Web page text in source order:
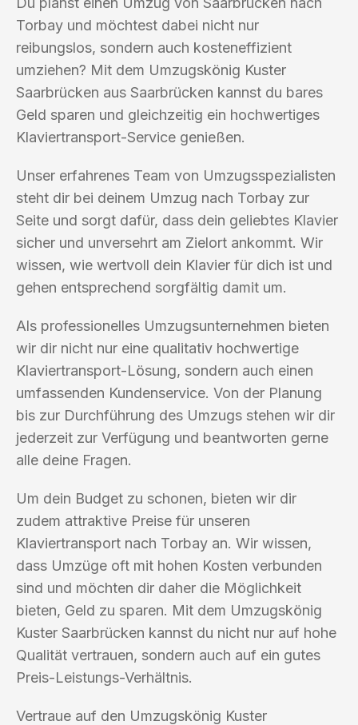
Torbay und möchtest dabei nicht nur
reibungslos, sondern auch kosteneffizient
umziehen? Mit dem Umzugskönig Kuster
Saarbrücken aus Saarbrücken kannst du bares
Geld sparen und gleichzeitig ein hochwertiges
Klaviertransport-Service genießen.
Unser erfahrenes Team von Umzugsspezialisten
steht dir bei deinem Umzug nach Torbay zur
Seite und sorgt dafür, dass dein geliebtes Klavier
sicher und unversehrt am Zielort ankommt. Wir
wissen, wie wertvoll dein Klavier für dich ist und
gehen entsprechend sorgfältig damit um.
Als professionelles Umzugsunternehmen bieten
wir dir nicht nur eine qualitativ hochwertige
Klaviertransport-Lösung, sondern auch einen
umfassenden Kundenservice. Von der Planung
bis zur Durchführung des Umzugs stehen wir dir
jederzeit zur Verfügung und beantworten gerne
alle deine Fragen.
Um dein Budget zu schonen, bieten wir dir
zudem attraktive Preise für unseren
Klaviertransport nach Torbay an. Wir wissen,
dass Umzüge oft mit hohen Kosten verbunden
sind und möchten dir daher die Möglichkeit
bieten, Geld zu sparen. Mit dem Umzugskönig
Kuster Saarbrücken kannst du nicht nur auf hohe
Qualität vertrauen, sondern auch auf ein gutes
Preis-Leistungs-Verhältnis.
Vertraue auf den Umzugskönig Kuster